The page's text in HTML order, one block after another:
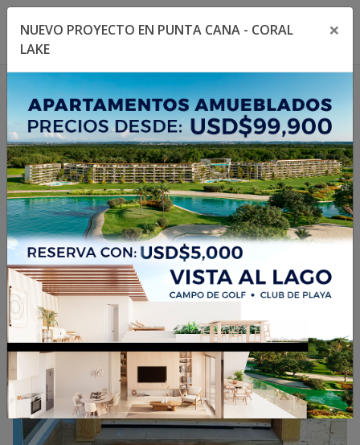
Toggle navigation menu
NUEVO PROYECTO EN PUNTA CANA - CORAL
LAKE
×